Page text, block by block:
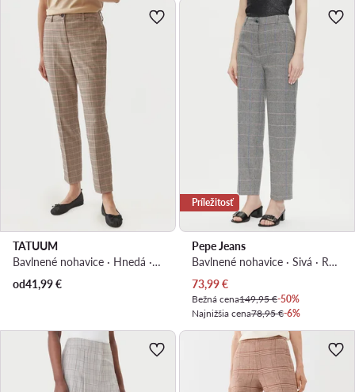
TATUUM
Bavlnené nohavice · Hnedá · Regular fit
od41,99€
Príležitosť
Pepe Jeans
Bavlnené nohavice · Sivá · Regular fit
Aktuálna cena
73,99€
Bežná cena149,95 €-50%
Najnižšia cena78,95 €-6%